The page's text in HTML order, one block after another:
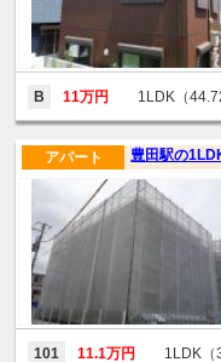
B 11万円 1LDK（
豊田駅の
アパート
101 11.1万円 1LDK（